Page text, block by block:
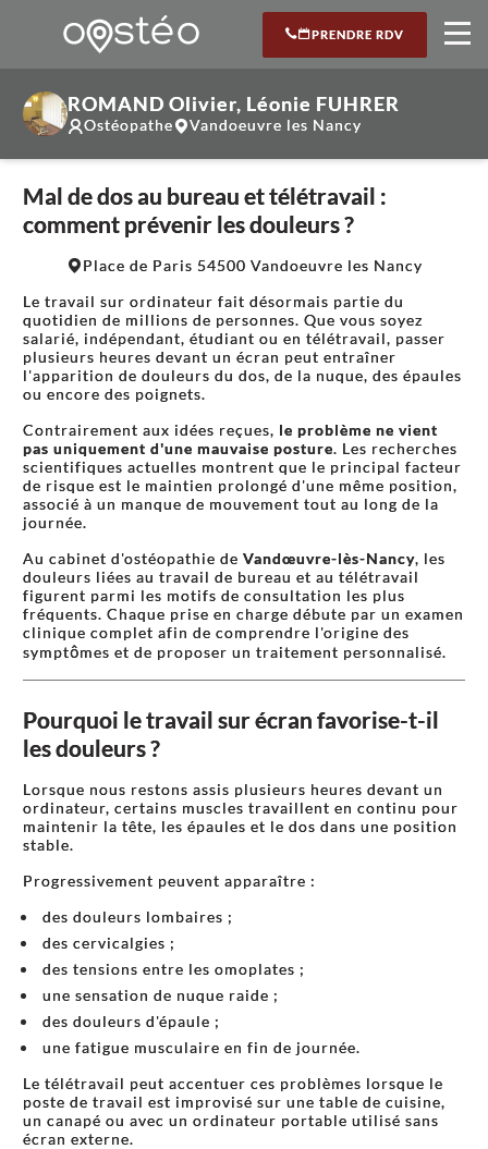
PRENDRE RDV
ROMAND Olivier, Léonie FUHRER
Ostéopathe Vandoeuvre les Nancy
Mal de dos au bureau et télétravail :
comment prévenir les douleurs ?
−
Place de Paris 54500 Vandoeuvre les Nancy
Le travail sur ordinateur fait désormais partie du
quotidien de millions de personnes. Que vous soyez
salarié, indépendant, étudiant ou en télétravail, passer
plusieurs heures devant un écran peut entraîner
l'apparition de douleurs du dos, de la nuque, des épaules
ou encore des poignets.
Contrairement aux idées reçues, le problème ne vient
pas uniquement d'une mauvaise posture. Les recherches
scientifiques actuelles montrent que le principal facteur
de risque est le maintien prolongé d'une même position,
associé à un manque de mouvement tout au long de la
journée.
Au cabinet d'ostéopathie de Vandœuvre-lès-Nancy, les
douleurs liées au travail de bureau et au télétravail
figurent parmi les motifs de consultation les plus
fréquents. Chaque prise en charge débute par un examen
clinique complet afin de comprendre l'origine des
symptômes et de proposer un traitement personnalisé.
Pourquoi le travail sur écran favorise-t-il
les douleurs ?
Lorsque nous restons assis plusieurs heures devant un
ordinateur, certains muscles travaillent en continu pour
maintenir la tête, les épaules et le dos dans une position
stable.
Progressivement peuvent apparaître :
des douleurs lombaires ;
des cervicalgies ;
des tensions entre les omoplates ;
une sensation de nuque raide ;
des douleurs d'épaule ;
une fatigue musculaire en fin de journée.
Le télétravail peut accentuer ces problèmes lorsque le
poste de travail est improvisé sur une table de cuisine,
un canapé ou avec un ordinateur portable utilisé sans
écran externe.